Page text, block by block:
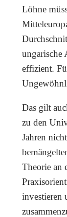
Löhne
ungarische
effizient.
Das gilt
zu den
Jahren
Theorie an
investieren